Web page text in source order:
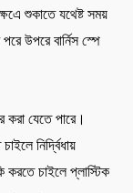
শুকাতে যথেষ্ট সময়
উপরে বার্নিস স্পে
করা যেতে পারে।
নির্দ্বিধায়
করতে চাইলে প্লাস্টিক